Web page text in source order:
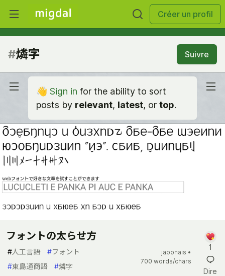
Créer un profil
#燐字 Suivre
👋 Sign in for the ability to sort
posts by relevant, latest, or top.
フォントの太らせ方
#人工言語 #フォント
#東島通商語 #燐字
japonais •
700 words/chars
1
Dire